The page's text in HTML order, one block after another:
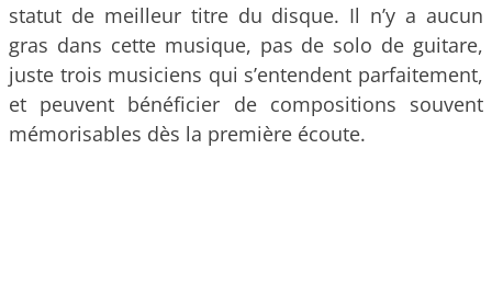
statut de meilleur titre du disque. Il n’y a aucun
gras dans cette musique, pas de solo de guitare,
juste trois musiciens qui s’entendent parfaitement,
et peuvent bénéficier de compositions souvent
mémorisables dès la première écoute.